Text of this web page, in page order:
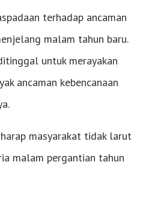
terhadap ancaman
malam tahun baru.
untuk merayakan
ancaman kebencanaan
masyarakat tidak larut
malam pergantian tahun